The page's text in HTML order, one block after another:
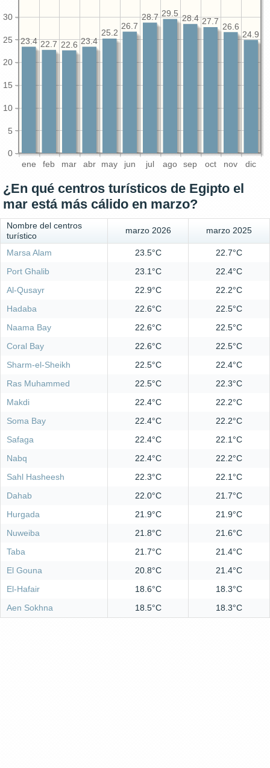
ene feb mar abr may jun jul ago sep oct nov dic
0
5
10
15
20
25
30
24.9
26.6
27.7
28.4
29.5
28.7
26.7
25.2
23.4
22.6
22.7
23.4
¿En qué centros turísticos de Egipto el
mar está más cálido en marzo?
Nombre del centros
turístico
marzo 2026 marzo 2025
Marsa Alam 23.5°C
22.7°C
Port Ghalib
23.1°C
22.4°C
Al-Qusayr
22.9°C
22.2°C
Hadaba
22.6°C
22.5°C
Naama Bay
22.6°C
22.5°C
Coral Bay
22.6°C
22.5°C
Sharm-el-Sheikh
22.5°C
22.4°C
Ras Muhammed
22.5°C
22.3°C
Makdi
22.4°C
22.2°C
Soma Bay
22.4°C
22.2°C
Safaga
22.4°C
22.1°C
Nabq
22.4°C
22.2°C
Sahl Hasheesh
22.3°C
22.1°C
Dahab
22.0°C
21.7°C
Hurgada
21.9°C
21.9°C
Nuweiba
21.8°C
21.6°C
Taba
21.7°C
21.4°C
El Gouna
20.8°C
21.4°C
El-Hafair
18.6°C
18.3°C
Aen Sokhna
18.5°C 18.3°C